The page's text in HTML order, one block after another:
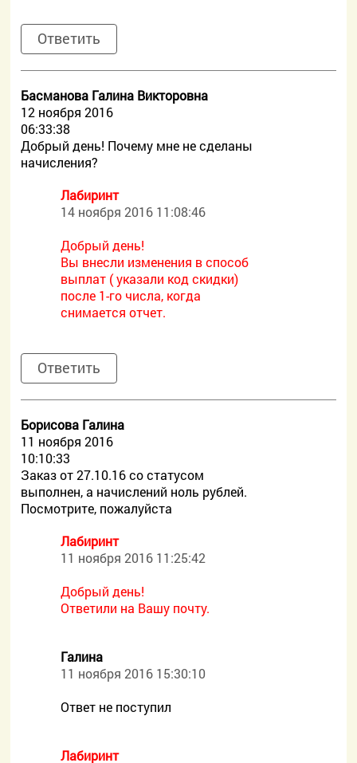
Ответить
Басманова Галина Викторовна
12 ноября 2016
06:33:38
Добрый день! Почему мне не сделаны
начисления?
Лабиринт
14 ноября 2016 11:08:46
Добрый день!
Вы внесли изменения в способ
выплат ( указали код скидки)
после 1-го числа, когда
снимается отчет.
Ответить
Борисова Галина
11 ноября 2016
10:10:33
Заказ от 27.10.16 со статусом
выполнен, а начислений ноль рублей.
Посмотрите, пожалуйста
Лабиринт
11 ноября 2016 11:25:42
Добрый день!
Ответили на Вашу почту.
Галина
11 ноября 2016 15:30:10
Ответ не поступил
Лабиринт